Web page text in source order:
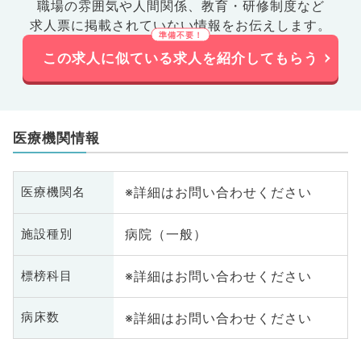
職場の雰囲気や人間関係、 教育・研修制度など
求人票に掲載されていない情報をお伝えします。
この求人に似ている求人を紹介してもらう
医療機関情報
医療機関名 ※詳細はお問い合わせください
施設種別 病院（一般）
標榜科目 ※詳細はお問い合わせください
病床数 ※詳細はお問い合わせください